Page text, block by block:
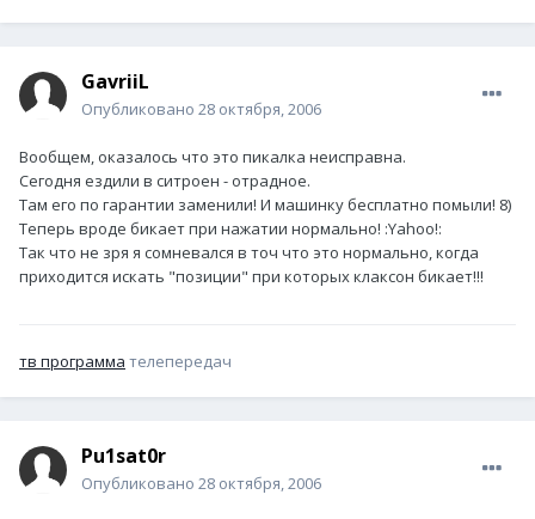
GavriiL
Опубликовано 28 октября, 2006
Вообщем, оказалось что это пикалка неисправна.
Сегодня ездили в ситроен - отрадное.
Там его по гарантии заменили! И машинку бесплатно помыли! 8)
Теперь вроде бикает при нажатии нормально! :Yahoo!:
Так что не зря я сомневался в точ что это нормально, когда
приходится искать "позиции" при которых клаксон бикает!!!
тв программа телепередач
Pu1sat0r
Опубликовано 28 октября, 2006